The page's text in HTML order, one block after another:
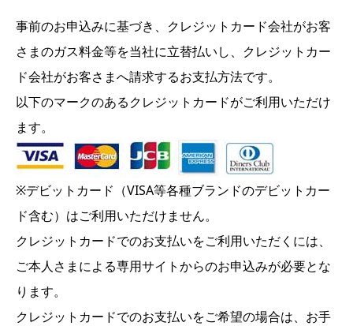
事前のお申込みに基づき、クレジットカード会社がお客
さまのガス料金等を当社に立替払いし、クレジットカー
ド会社がお客さまへ請求するお支払方法です。
以下のマークのあるクレジットカードがご利用いただけ
ます。
※デビットカード（VISA等各種ブランドのデビットカー
ド含む）はご利用いただけません。
クレジットカードでのお支払いをご利用いただくには、
ご本人さまによる専用サイトからのお申込みが必要とな
ります。
クレジットカードでのお支払いをご希望の場合は、お手